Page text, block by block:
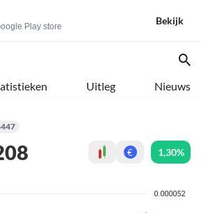
Play store
Bekijk
Uitleg Nieuws
€ 1,30%